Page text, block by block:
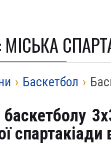
› Баскетбол ›